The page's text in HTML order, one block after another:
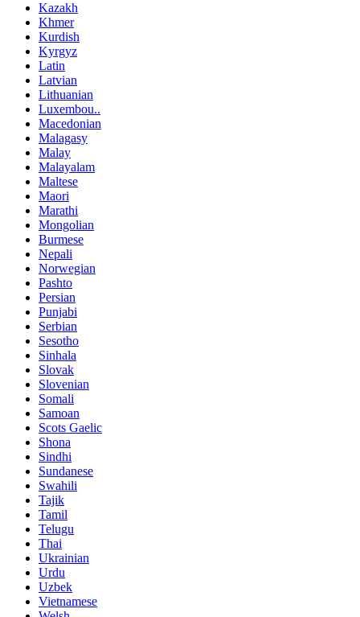
Kazakh
Khmer
Kurdish
Kyrgyz
Latin
Latvian
Lithuanian
Luxembou..
Macedonian
Malagasy
Malay
Malayalam
Maltese
Maori
Marathi
Mongolian
Burmese
Nepali
Norwegian
Pashto
Persian
Punjabi
Serbian
Sesotho
Sinhala
Slovak
Slovenian
Somali
Samoan
Scots Gaelic
Shona
Sindhi
Sundanese
Swahili
Tajik
Tamil
Telugu
Thai
Ukrainian
Urdu
Uzbek
Vietnamese